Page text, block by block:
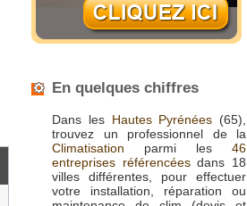
En quelques chiffres
Dans les Hautes Pyrénées (65),
trouvez un professionnel de la
Climatisation parmi les 46
entreprises référencéesdans 18
villes différentes, pour effectuer
votre installation, réparation ou